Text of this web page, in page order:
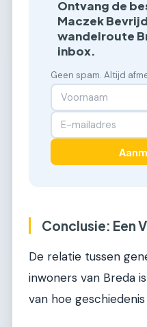
Ontvang de
Maczek
wandelroute
inbox.
Geen spam. Altijd
Conclusie: Een
De relatie tussen
inwoners van Breda
van hoe